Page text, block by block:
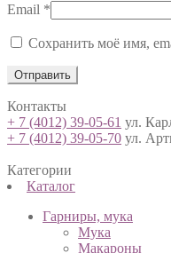
Email *
Сохранить моё имя,
Контакты
+ 7 (4012) 39-05-61 ул.
+ 7 (4012) 39-05-70 ул.
Категории
Каталог
Гарниры, мука
Мука
Макароны